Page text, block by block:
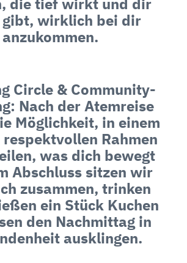
gibt, wirklich bei dir
anzukommen.
Circle & Community-
Nach der Atemreise
Möglichkeit, in einem
Rahmen
was dich bewegt
Abschluss sitzen wir
zusammen, trinken
ein Stück Kuchen
den Nachmittag in
ausklingen.